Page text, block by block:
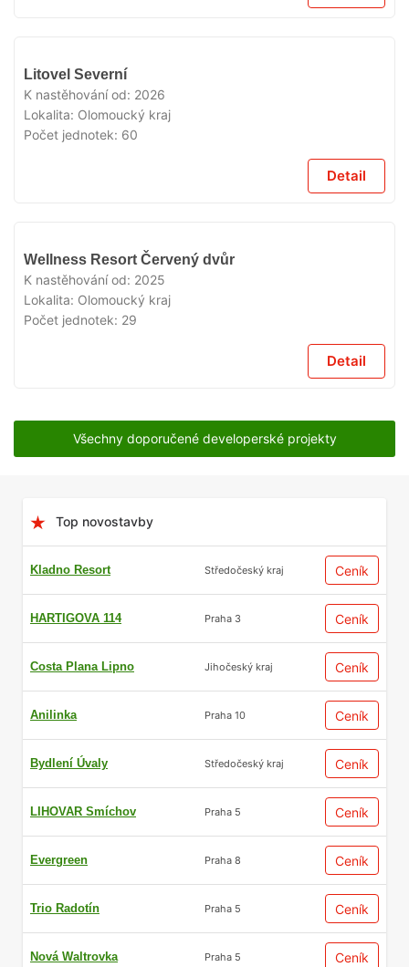
Litovel Severní
K nastěhování od: 2026
Lokalita: Olomoucký kraj
Počet jednotek: 60
Detail
V
Wellness Resort Červený dvůr
K nastěhování od: 2025
Lokalita: Olomoucký kraj
Počet jednotek: 29
Detail
Všechny doporučené developerské projekty
Top novostavby
Kladno Resort Středočeský kraj Ceník
HARTIGOVA 114 Praha 3 Ceník
Costa Plana Lipno Jihočeský kraj Ceník
Anilinka Praha 10 Ceník
Bydlení Úvaly Středočeský kraj Ceník
LIHOVAR Smíchov Praha 5 Ceník
Evergreen Praha 8 Ceník
Trio Radotín Praha 5 Ceník
Nová Waltrovka Praha 5 Ceník